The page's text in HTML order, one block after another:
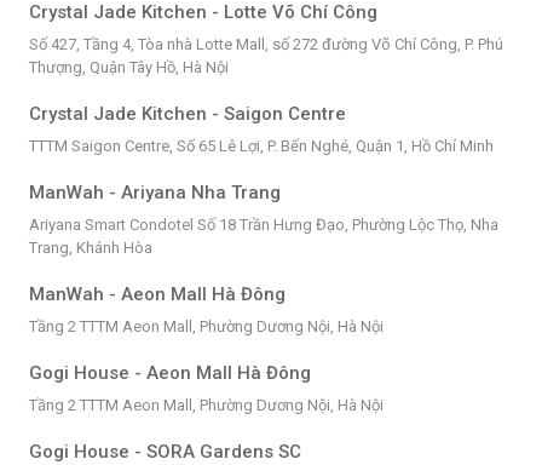
Crystal Jade Kitchen - Lotte Võ Chí Công
Số 427, Tầng 4, Tòa nhà Lotte Mall, số 272 đường Võ Chí Công, P. Phú
Thượng, Quận Tây Hồ, Hà Nội
Crystal Jade Kitchen - Saigon Centre
TTTM Saigon Centre, Số 65 Lê Lợi, P. Bến Nghé, Quận 1, Hồ Chí Minh
ManWah - Ariyana Nha Trang
Ariyana Smart Condotel Số 18 Trần Hưng Đạo, Phường Lộc Thọ, Nha
Trang, Khánh Hòa
ManWah - Aeon Mall Hà Đông
Tầng 2 TTTM Aeon Mall, Phường Dương Nội, Hà Nội
Gogi House - Aeon Mall Hà Đông
Tầng 2 TTTM Aeon Mall, Phường Dương Nội, Hà Nội
Gogi House - SORA Gardens SC